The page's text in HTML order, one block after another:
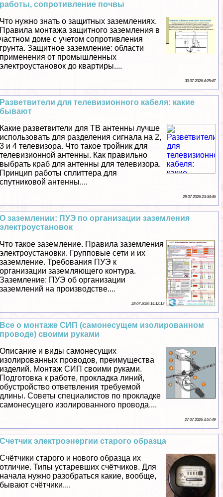
работы, сопротивление почвы
Что нужно знать о защитных заземлениях.
Правила монтажа защитного заземления в
частном доме с учетом сопротивления
грунта. Защитное заземление: области
применения от промышленных
электроустановок до квартиры....
30 07 2026 4:25:47
Разветвители для телевизионного кабеля: какие
бывают
Какие разветвители для ТВ антенны лучше
использовать для разделения сигнала на 2,
3 и 4 телевизора. Что такое тройник для
телевизионной антенны. Как правильно
выбрать краб для антенны для телевизора.
Принцип работы сплиттера для
спутниковой антенны....
29 07 2026 23:34:46
О заземлении: ПУЭ по организации заземления
электроустановок
Что такое заземление. Правила заземления
электроустановки. Групповые сети и их
заземление. Требования ПУЭ к
организации заземляющего контура.
Заземление: ПУЭ об организации
заземлений на производстве....
28 07 2026 14:12:13
Все о монтаже СИП (самонесущем изолированном
проводе) своими руками
Описание и виды самонесущих
изолированных проводов, преимущества
изделий. Монтаж СИП своими руками.
Подготовка к работе, прокладка линий,
обустройство ответвления требуемой
длины. Советы специалистов по прокладке
самонесущего изолированного провода....
27 07 2026 3:57:49
Счетчик электроэнергии старого образца
Счётчики старого и нового образца их
отличие. Типы устаревших счётчиков. Для
начала нужно разобраться какие, вообще,
бывают счётчики....